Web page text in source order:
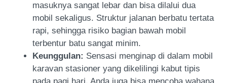
masuknya sangat lebar dan bisa dilalui dua
mobil sekaligus. Struktur jalanan berbatu tertata
rapi, sehingga risiko bagian bawah mobil
terbentur batu sangat minim.
Keunggulan: Sensasi menginap di dalam mobil
karavan stasioner yang dikelilingi kabut tipis